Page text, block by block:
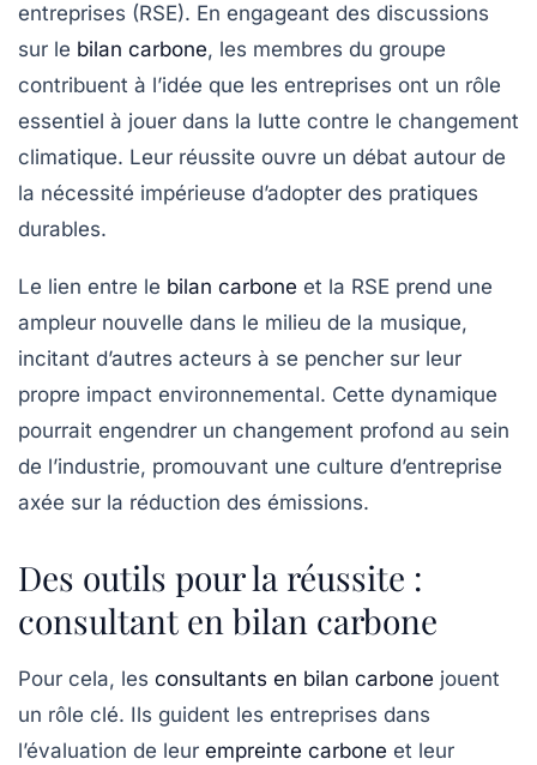
entreprises (RSE). En engageant des discussions
sur le bilan carbone, les membres du groupe
contribuent à l’idée que les entreprises ont un rôle
essentiel à jouer dans la lutte contre le changement
climatique. Leur réussite ouvre un débat autour de
la nécessité impérieuse d’adopter des pratiques
durables.
Le lien entre le bilan carbone et la RSE prend une
ampleur nouvelle dans le milieu de la musique,
incitant d’autres acteurs à se pencher sur leur
propre impact environnemental. Cette dynamique
pourrait engendrer un changement profond au sein
de l’industrie, promouvant une culture d’entreprise
axée sur la réduction des émissions.
Des outils pour la réussite :
consultant en bilan carbone
Pour cela, les consultants en bilan carbone jouent
un rôle clé. Ils guident les entreprises dans
l’évaluation de leur empreinte carbone et leur